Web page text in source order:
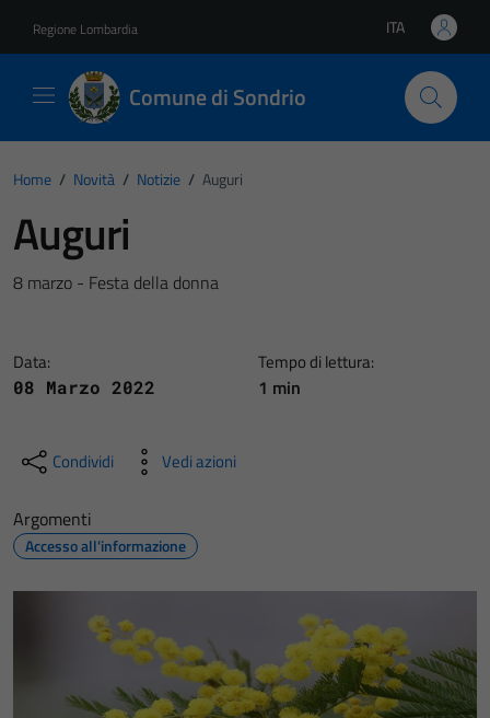
Regione Lombardia Lingua attiva:
ITA
Comune di Sondrio
Home / Novità / Notizie / Auguri
Auguri
8 marzo - Festa della donna
Data:
08 Marzo 2022
Tempo di lettura:
1 min
Condividi Vedi azioni
Argomenti
Accesso all'informazione